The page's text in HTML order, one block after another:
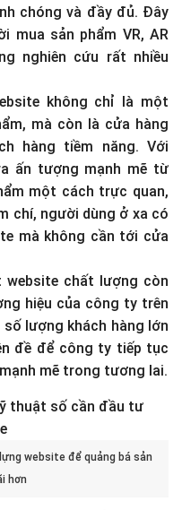
chóng và đầy đủ. Đây
mua sản phẩm VR, AR
nghiên cứu rất nhiều
không chỉ là một
mà còn là cửa hàng
hàng tiềm năng. Với
ấn tượng mạnh mẽ từ
một cách trực quan,
chí, người dùng ở xa có
mà không cần tới cửa
chất lượng còn
hiệu của công ty trên
lượng khách hàng lớn
đề để công ty tiếp tục
mẽ trong tương lai.
website để quảng bá sản
hơn